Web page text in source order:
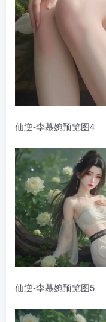
仙逆-李慕婉预览图4
仙逆-李慕婉预览图5